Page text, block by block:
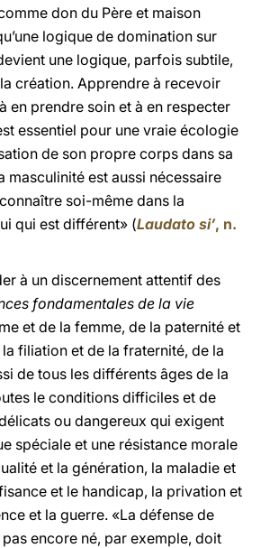
don du Père et maison
logique de domination sur
une logique, parfois subtile,
création. Apprendre à recevoir
en prendre soin et à en respecter
essentiel pour une vraie écologie
de son propre corps dans sa
masculinité est aussi nécessaire
soi-même dans la
qui est différent» (Laudato si’, n.
à un discernement attentif des
fondamentales de la vie
et de la femme, de la paternité et
filiation et de la fraternité, de la
de tous les différents âges de la
le conditions difficiles et de
ou dangereux qui exigent
spéciale et une résistance morale
et la génération, la maladie et
et le handicap, la privation et
et la guerre. «La défense de
pas encore né, par exemple, doit